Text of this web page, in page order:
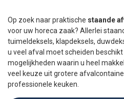
Op zoek naar praktische staande
voor uw horeca zaak? Allerlei
tuimeldeksels, klapdeksels,
u veel afval moet scheiden
mogelijkheden waarin u heel
veel keuze uit grotere
professionele keuken.